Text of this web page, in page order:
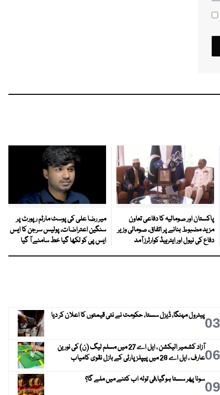
پاکستان اور صومالیہ کا دفاعی تعاون
مزید مضبوط بنانے پر اتفاق، صومالی وزیر
دفاع کی نیول اور ایئرہیڈ کوارٹرز آمد
میر رضا علی کی پوسٹ مارٹم رپورٹ پر
سنگین اعتراضات، پولیس سرجن کا ایس
ایس پی کو لکھا گیا خط سامنے آ گیا
03پیٹرول مہنگا، ڈیزل سستا، حکومت نے نئی قیمتوں کا اعلان کر دیا
06
آزاد کشمیر الیکشن ، ایل اے 27 میں مسلم لیگ (ن) کی نورین
عارف ، ایل اے 28 میں پیپلز پارٹی کے بازل نقوی کامیاب
09سونا پھر سستا ہوگیا،فی تولہ اب کتنے میں ملے گا؟